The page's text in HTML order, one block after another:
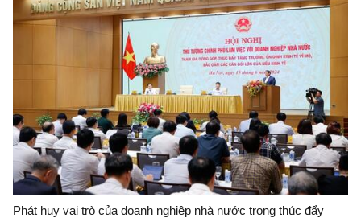
Phát huy vai trò của doanh nghiệp nhà nước trong thúc đẩy